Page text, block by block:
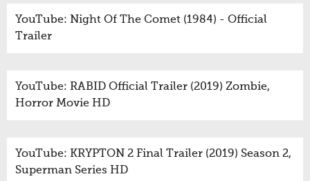
YouTube: Night Of The Comet (1984) - Official
Trailer
YouTube: RABID Official Trailer (2019) Zombie,
Horror Movie HD
YouTube: KRYPTON 2 Final Trailer (2019) Season 2,
Superman Series HD